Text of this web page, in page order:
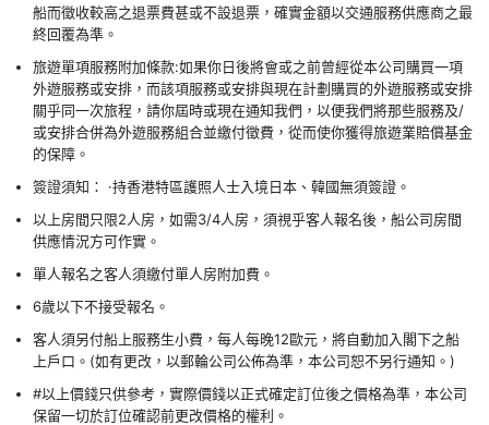
船而徵收較高之退票費甚或不設退票，確實金額以交通服務供應商之最
終回覆為準。
旅遊單項服務附加條款:如果你日後將會或之前曾經從本公司購買一項
外遊服務或安排，而該項服務或安排與現在計劃購買的外遊服務或安排
關乎同一次旅程，請你屆時或現在通知我們，以便我們將那些服務及/
或安排合併為外遊服務組合並繳付徵費，從而使你獲得旅遊業賠償基金
的保障。
簽證須知： ·持香港特區護照人士入境日本、韓國無須簽證。
以上房間只限2人房，如需3/4人房，須視乎客人報名後，船公司房間
供應情況方可作實。
單人報名之客人須繳付單人房附加費。
6歲以下不接受報名。
客人須另付船上服務生小費，每人每晚12歐元，將自動加入閣下之船
上戶口。(如有更改，以郵輪公司公佈為準，本公司恕不另行通知。)
#以上價錢只供參考，實際價錢以正式確定訂位後之價格為準，本公司
保留一切於訂位確認前更改價格的權利。